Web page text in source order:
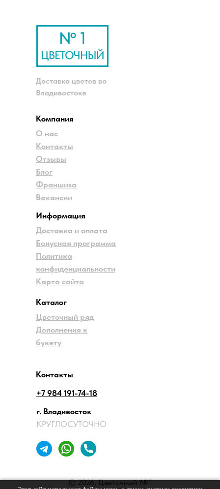
Доставка цветов во
Владивостоке
Компания
О нас
Контакты
Отзывы
Блог
Франшиза
Вакансии
Информация
Доставка и оплата
Бонусная программа
Политика
конфиденциальности
Карта сайта
Контакты
г. Владивосток
КРУГЛОСУТОЧНО
+7 984 191-74-18
Каталог
Цветочный ряд
Дополнения к
букету
© 2026, Цветочный №1